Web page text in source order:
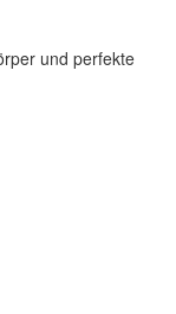
und perfekte